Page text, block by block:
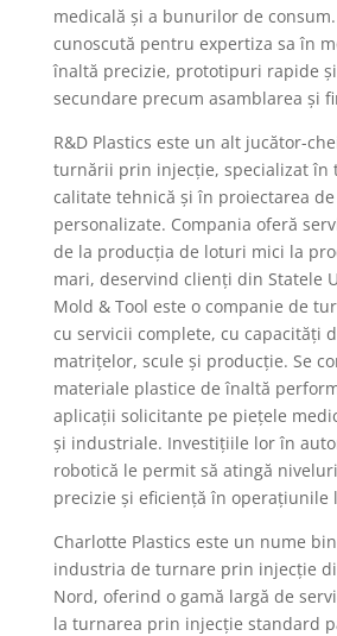
medicală și a bunurilor de
cunoscută pentru expertiza sa în
înaltă precizie, prototipuri rapide
secundare precum asamblarea și
R&D Plastics este un alt jucător-
turnării prin injecție, specializat în
calitate tehnică și în proiectarea
personalizate. Compania oferă
de la producția de loturi mici la
mari, deservind clienți din Statele
Mold & Tool este o companie de
cu servicii complete, cu capacități
matrițelor, scule și producție. Se
materiale plastice de înaltă
aplicații solicitante pe piețele
și industriale. Investițiile lor în
robotică le permit să atingă
precizie și eficiență în operațiunile
Charlotte Plastics este un nume
industria de turnare prin injecție
Nord, oferind o gamă largă de
la turnarea prin injecție standard